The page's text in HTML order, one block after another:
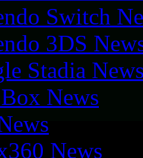
Switch
3DS
Stadia
News
News